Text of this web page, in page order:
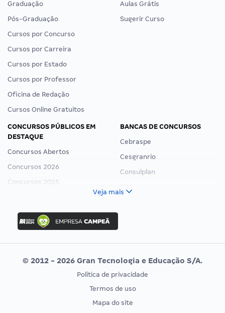
Graduação
Pós-Graduação
Cursos por Concurso
Cursos por Carreira
Cursos por Estado
Cursos por Professor
Oficina de Redação
Cursos Online Gratuitos
Aulas Grátis
Sugerir Curso
CONCURSOS PÚBLICOS EM
DESTAQUE
Concursos Abertos
Concursos 2026
Concursos 2025
Concurso Nacional Unificado
Concurso Ibama
Concurso MPU
Editais publicados
BANCAS DE CONCURSOS
Cebraspe
Cesgranrio
Consulplan
Vunesp
CONCURSOS POR PROFISSÃO
EXAME DE ORDEM
Veja mais
© 2012 - 2026 Gran Tecnologia e Educação S/A.
Política de privacidade
Termos de uso
Mapa do site